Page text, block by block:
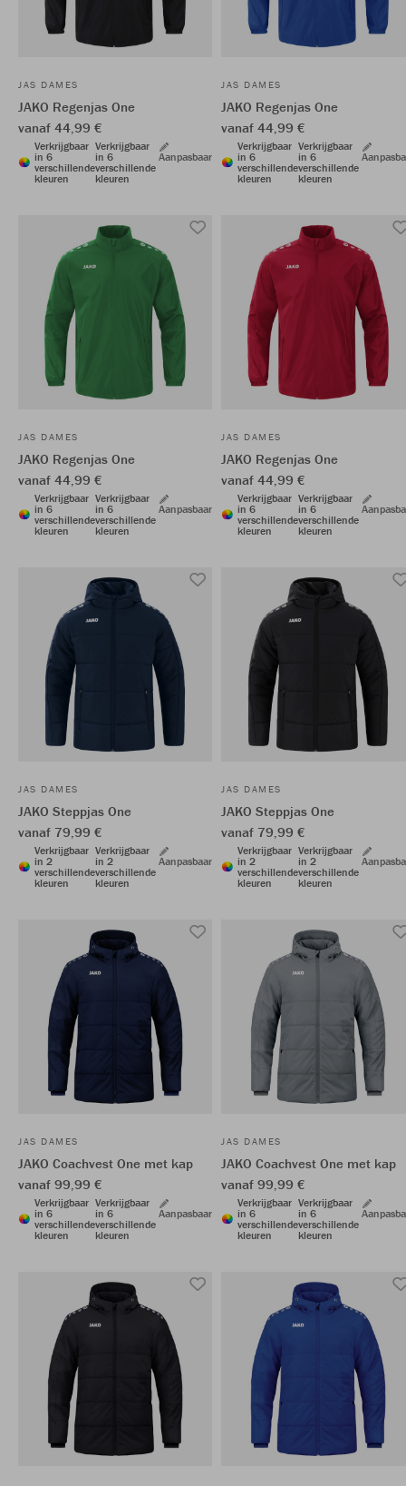
JAS DAMES
JAKO Regenjas One
vanaf 44,99 €
Verkrijgbaar
in 6
verschillende
kleuren
Verkrijgbaar
in 6
verschillende
kleuren
Aanpasbaar
JAS DAMES
JAKO Regenjas One
vanaf 44,99 €
Verkrijgbaar
in 6
verschillende
kleuren
Verkrijgbaar
in 6
verschillende
kleuren
JAS DAMES
JAKO Regenjas One
vanaf 44,99 €
Verkrijgbaar
in 6
verschillende
kleuren
Verkrijgbaar
in 6
verschillende
kleuren
Aanpasbaar
JAS DAMES
JAKO Regenjas One
vanaf 44,99 €
Verkrijgbaar
in 6
verschillende
kleuren
Verkrijgbaar
in 6
verschillende
kleuren
JAS DAMES
JAKO Steppjas One
vanaf 79,99 €
Verkrijgbaar
in 2
verschillende
kleuren
Verkrijgbaar
in 2
verschillende
kleuren
Aanpasbaar
JAS DAMES
JAKO Steppjas One
vanaf 79,99 €
Verkrijgbaar
in 2
verschillende
kleuren
Verkrijgbaar
in 2
verschillende
kleuren
JAS DAMES
JAKO Coachvest One met kap
vanaf 99,99 €
Verkrijgbaar
in 6
verschillende
kleuren
Verkrijgbaar
in 6
verschillende
kleuren
Aanpasbaar
JAS DAMES
JAKO Coachvest One met kap
vanaf 99,99 €
Verkrijgbaar
in 6
verschillende
kleuren
Verkrijgbaar
in 6
verschillende
kleuren